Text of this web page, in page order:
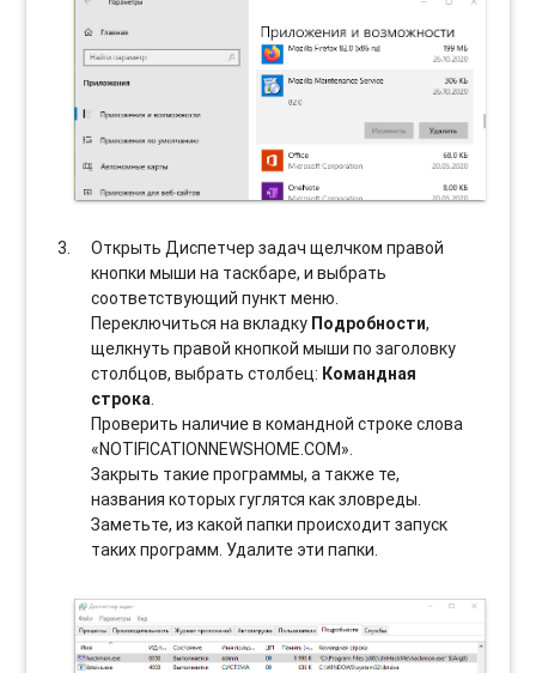
Открыть Диспетчер задач щелчком правой
кнопки мыши на таскбаре, и выбрать
соотвeтствующий пункт меню.
Переключиться на вкладку Подробности,
щелкнуть правой кнопкой мыши по заголовку
столбцов, выбрать столбец: Командная
строка.
Проверить наличие в командной строке слова
«NOTIFICATIONNEWSHOME.COM».
Закрыть такие программы, а также те,
названия которых гуглятся как зловреды.
Заметьте, из какой папки происходит запуск
таких программ. Удалите эти папки.